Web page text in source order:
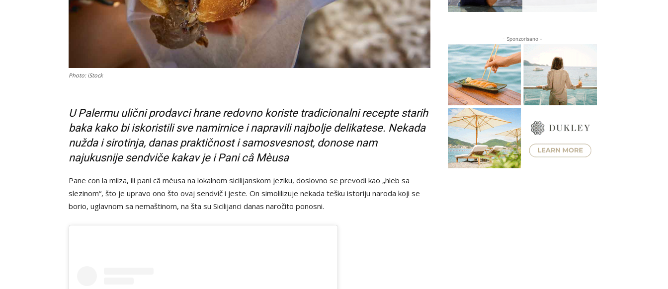
Photo: iStock
U Palermu ulični prodavci hrane redovno koriste tradicionalni recepte starih
baka kako bi iskoristili sve namirnice i napravili najbolje delikatese. Nekada
nužda i sirotinja, danas praktičnost i samosvesnost, donose nam
najukusnije sendviče kakav je i Pani câ Mèusa
Pane con la milza, ili pani câ mèusa na lokalnom sicilijanskom jeziku, doslovno se prevodi kao „hleb sa
slezinom“, što je upravo ono što ovaj sendvič i jeste. On simolilizuje nekada tešku istoriju naroda koji se
borio, uglavnom sa nemaštinom, na šta su Sicilijanci danas naročito ponosni.
- Sponzorisano -